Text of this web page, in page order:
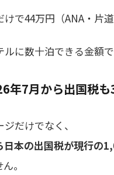
けで44万円（ANA・片
に数十泊できる金額で
年7月から出国税も
だけでなく、
日本の出国税が現行の
。